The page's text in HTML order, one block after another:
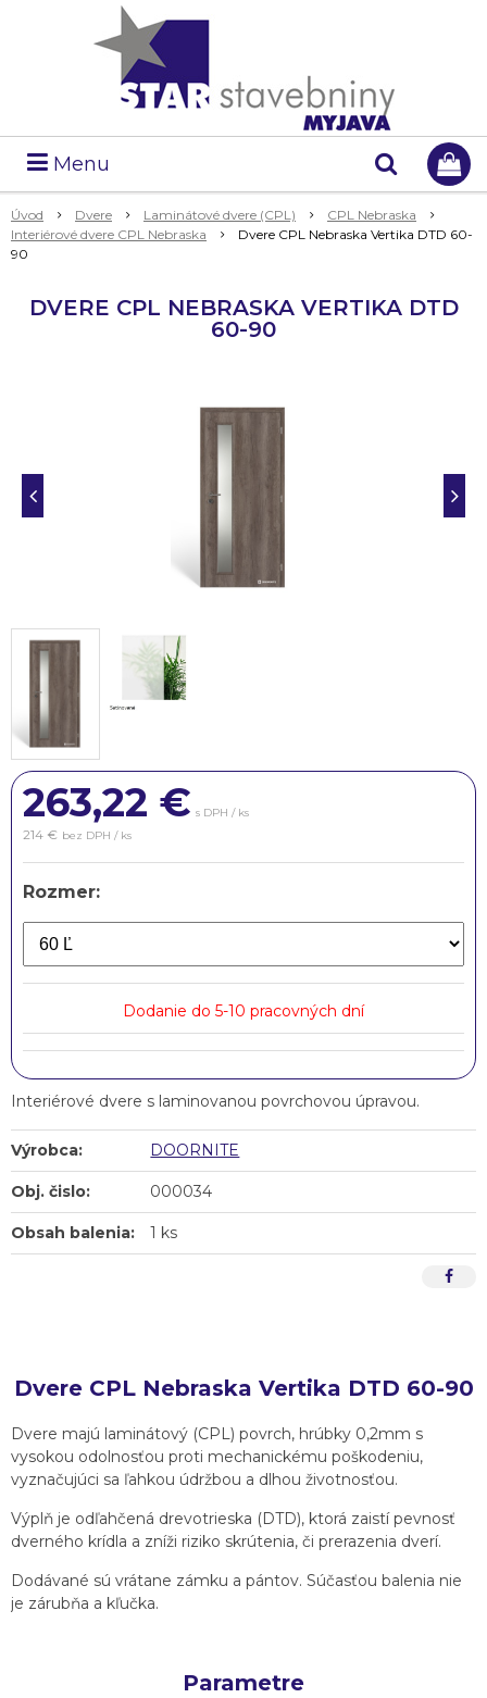
Menu
Úvod Dvere Laminátové dvere (CPL)
CPL Nebraska
Interiérové dvere CPL Nebraska
Dvere CPL Nebraska Vertika DTD 60-
90
DVERE CPL NEBRASKA VERTIKA DTD
60-90
263,22 € s DPH / ks
214 € bez DPH / ks
Rozmer:
Dodanie do 5-10 pracovných dní
Interiérové dvere s laminovanou povrchovou úpravou.
Výrobca: DOORNITE
Obj. čislo: 000034
Obsah balenia: 1 ks
Dvere CPL Nebraska Vertika DTD 60-90
Dvere majú laminátový (CPL) povrch, hrúbky 0,2mm s
vysokou odolnosťou proti mechanickému poškodeniu,
vyznačujúci sa ľahkou údržbou a dlhou životnosťou.
Výplň je odľahčená drevotrieska (DTD), ktorá zaistí pevnosť
dverného krídla a zníži riziko skrútenia, či prerazenia dverí.
Dodávané sú vrátane zámku a pántov. Súčasťou balenia nie
je zárubňa a kľučka.
Parametre